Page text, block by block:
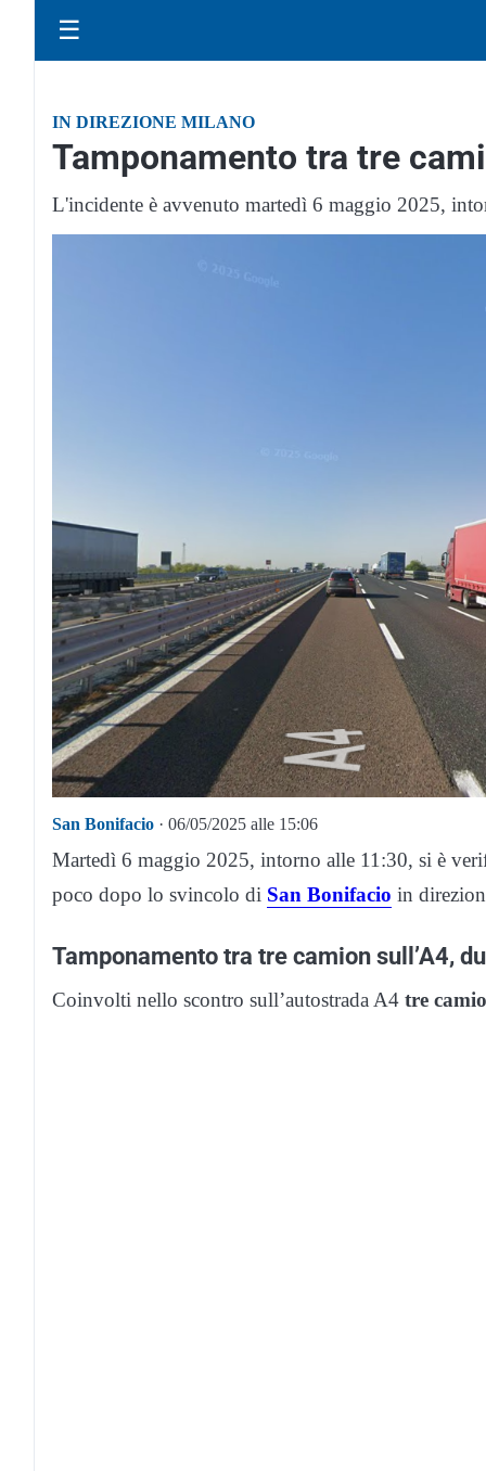
☰
IN DIREZIONE MILANO
Tamponamento tra tre
L'incidente è avvenuto martedì 6 maggio 2025,
San Bonifacio · 06/05/2025 alle 15:06
Martedì 6 maggio 2025, intorno alle 11:30, si è
poco dopo lo svincolo di San Bonifacio in
Tamponamento tra tre camion sull’A4,
Coinvolti nello scontro sull’autostrada A4 tre